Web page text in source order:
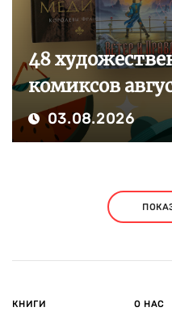
48
комиксов
03.08.2026
КНИГИ О НАС